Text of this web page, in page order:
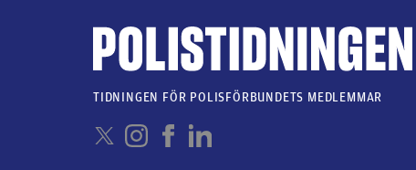
TIDNINGEN FÖR POLISFÖRBUNDETS MEDLEMMAR